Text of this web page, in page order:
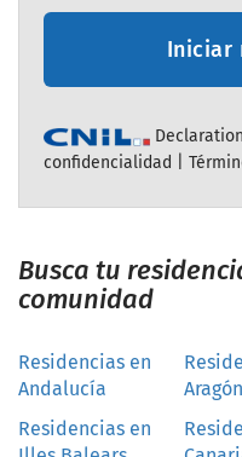
Iniciar
confidencialidad
Busca tu
comunidad
Residencias en
Andalucía
Aragón
Residencias en